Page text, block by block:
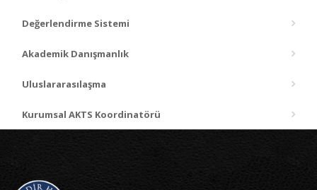
Değerlendirme Sistemi
Akademik Danışmanlık
Uluslararasılaşma
Kurumsal AKTS Koordinatörü